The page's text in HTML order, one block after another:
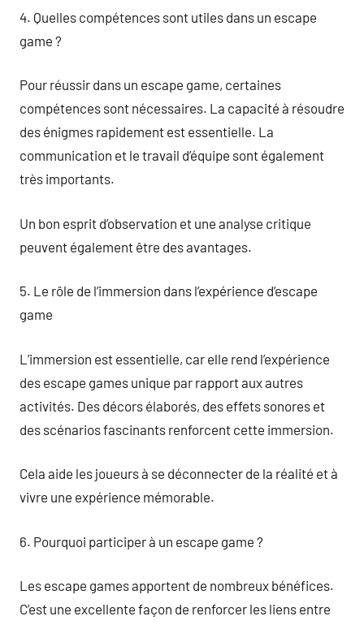
4. Quelles compétences sont utiles dans un escape
game ?
Pour réussir dans un escape game, certaines
compétences sont nécessaires. La capacité à résoudre
des énigmes rapidement est essentielle. La
communication et le travail d’équipe sont également
très importants.
Un bon esprit d’observation et une analyse critique
peuvent également être des avantages.
5. Le rôle de l’immersion dans l’expérience d’escape
game
L’immersion est essentielle, car elle rend l’expérience
des escape games unique par rapport aux autres
activités. Des décors élaborés, des effets sonores et
des scénarios fascinants renforcent cette immersion.
Cela aide les joueurs à se déconnecter de la réalité et à
vivre une expérience mémorable.
6. Pourquoi participer à un escape game ?
Les escape games apportent de nombreux bénéfices.
C’est une excellente façon de renforcer les liens entre